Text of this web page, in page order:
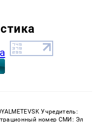
Учредитель:
номер СМИ: Эл